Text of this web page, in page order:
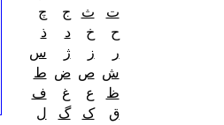
ت
ث ج
چ
ح
خ د
ذ
ر
ز ژ
س
ش ص ض ط
ظ
ع غ
ف
ق
ک گ
ل